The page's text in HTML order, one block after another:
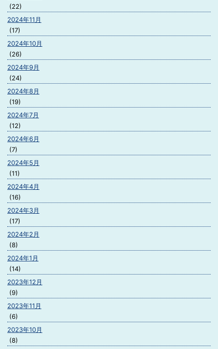
(22)
2024年11月
(17)
2024年10月
(26)
2024年9月
(24)
2024年8月
(19)
2024年7月
(12)
2024年6月
(7)
2024年5月
(11)
2024年4月
(16)
2024年3月
(17)
2024年2月
(8)
2024年1月
(14)
2023年12月
(9)
2023年11月
(6)
2023年10月
(8)